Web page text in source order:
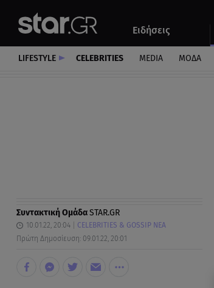
Ειδήσεις
Αυτοκίνητο
LIFESTYLE CELEBRITIES MEDIA ΜΟΔΑ
Συντακτική ΟμάδαSTAR.GR
10.01.22, 20:04
CELEBRITIES & GOSSIP ΝΕΑ
Πρώτη Δημοσίευση: 09.01.22, 20:01